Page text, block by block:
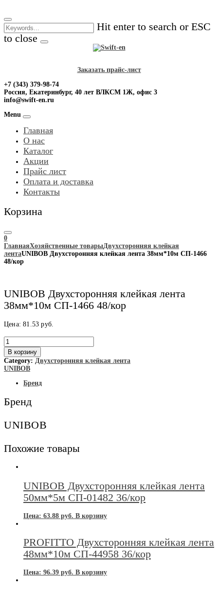
to
content
Hit enter to search or ESC
to close
Заказать прайс-лист
+7 (343) 379-98-74
Россия, Екатеринбург, 40 лет ВЛКСМ 1Ж, офис 3
info@swift-en.ru
Menu
Главная
О нас
Каталог
Акции
Прайс лист
Оплата и доставка
Контакты
Корзина
0
ГлавнаяХозяйственные товарыДвухсторонняя клейкая
лентаUNIBOB Двухсторонняя клейкая лента 38мм*10м СП-1466
48/кор
UNIBOB Двухсторонняя клейкая лента
38мм*10м СП-1466 48/кор
Цена:81.53 руб.
Количество
товара
UNIBOB
Двухсторонняя
клейкая
38мм*10м
48/
кор
В корзину
Category: Двухсторонняя клейкая лента
UNIBOB
Бренд
Бренд
UNIBOB
Похожие товары
UNIBOB Двухсторонняя клейкая лента
50мм*5м СП-01482 36/кор
Цена: 63.88 руб. В корзину
PROFITTO Двухсторонняя клейкая лента
48мм*10м СП-44958 36/кор
Цена: 96.39 руб. В корзину